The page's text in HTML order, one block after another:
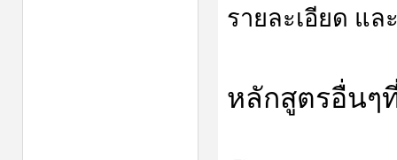
รายละเอียด แล
หลักสูตรอื่นๆ